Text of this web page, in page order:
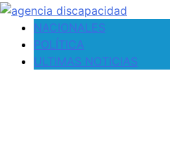
NACIONALES
POLÍTICA
ULTIMAS NOTICIAS